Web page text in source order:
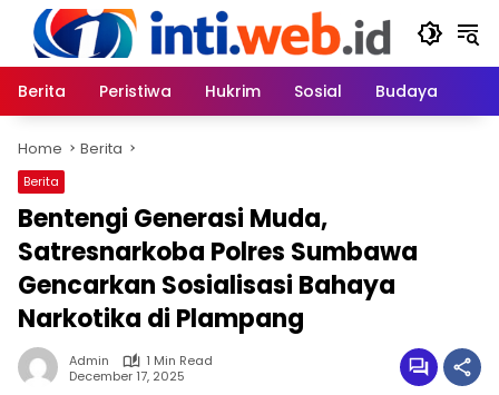
content
Berita
Peristiwa Hukrim Sosial Budaya
Home Berita
Berita
Bentengi Generasi Muda,
Satresnarkoba Polres Sumbawa
Gencarkan Sosialisasi Bahaya
Narkotika di Plampang
Admin
1 Min Read
December 17, 2025